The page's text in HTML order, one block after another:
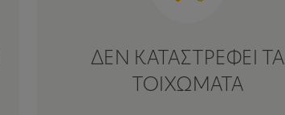
ΔΕΝ ΚΑΤΑΣΤΡΕΦΕΙ ΤΑ
ΤΟΙΧΩΜΑΤΑ